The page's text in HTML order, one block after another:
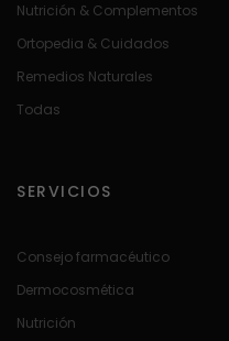
Nutrición & Complementos
Ortopedia & Cuidados
Remedios Naturales
Todas
SERVICIOS
Consejo farmacéutico
Dermocosmética
Nutrición